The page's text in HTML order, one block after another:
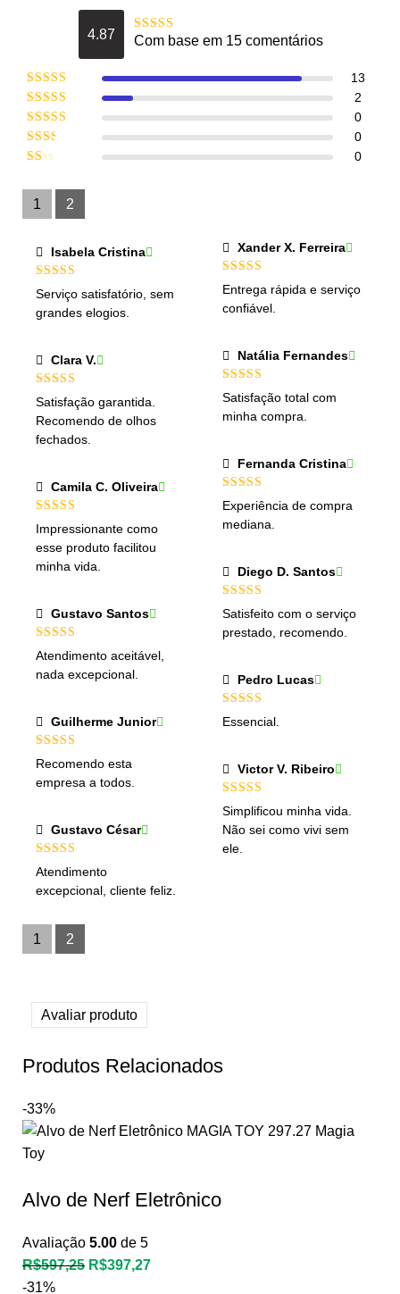
4.87
Avaliação
Com base em 15 comentários
Avaliação
de 5
13
Avaliação
4de 5
2
Avaliação
3de 5
0
Avaliação
0
1
de
5
0
1 2
Isabela Cristina
Avaliação5
de 5
Serviço satisfatório, sem
grandes elogios.
Clara V.
Avaliação 5
de 5
Satisfação garantida.
Recomendo de olhos
fechados.
Camila C. Oliveira
Avaliação5
de 5
Impressionante como
esse produto facilitou
minha vida.
Gustavo Santos
Avaliação
4de 5
Atendimento aceitável,
nada excepcional.
Guilherme Junior
Avaliação
4de 5
Recomendo esta
empresa a todos.
Gustavo César
Avaliação5
de 5
Atendimento
excepcional, cliente feliz.
Xander X. Ferreira
Avaliação5
de 5
Entrega rápida e serviço
confiável.
Natália Fernandes
Avaliação 5
de 5
Satisfação total com
minha compra.
Fernanda Cristina
Avaliação5
de 5
Experiência de compra
mediana.
Diego D. Santos
Avaliação5
de 5
Satisfeito com o serviço
prestado, recomendo.
Pedro Lucas
Avaliação
de 5
Essencial.
Victor V. Ribeiro
Avaliação 5
de 5
Simplificou minha vida.
Não sei como vivi sem
ele.
1 2
Avaliar produto
Produtos Relacionados
-33%
Alvo de Nerf Eletrônico
Avaliação 5.00 de 5
R$597,25 R$397,27
-31%